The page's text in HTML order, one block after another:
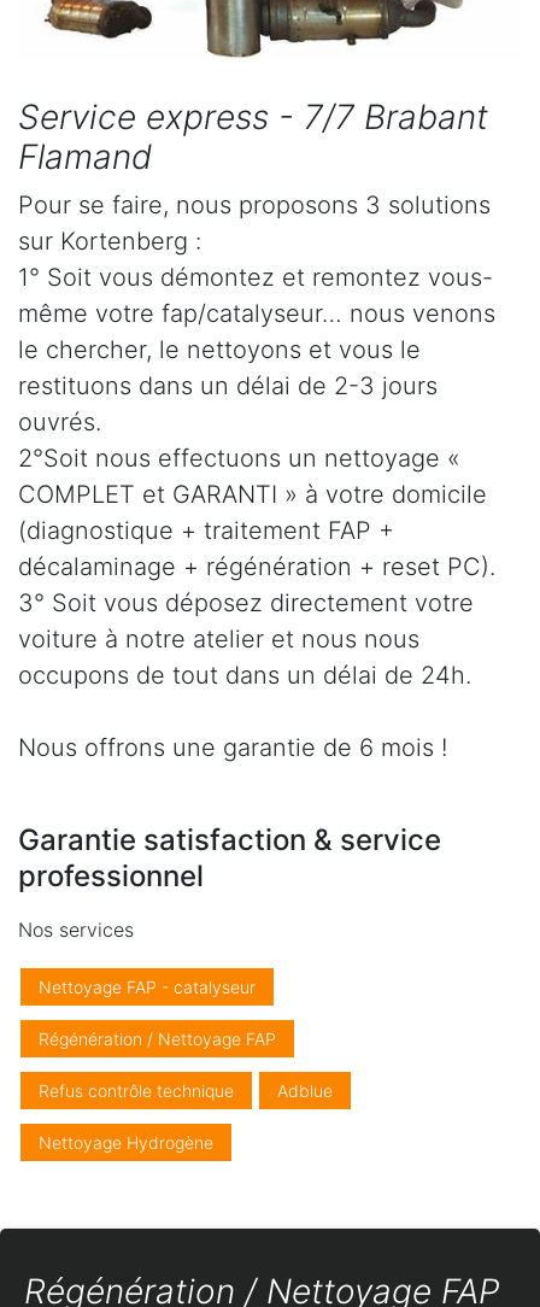
Service express - 7/7 Brabant
Flamand
Pour se faire, nous proposons 3 solutions
sur Kortenberg :
1° Soit vous démontez et remontez vous-
même votre fap/catalyseur… nous venons
le chercher, le nettoyons et vous le
restituons dans un délai de 2-3 jours
ouvrés.
2°Soit nous effectuons un nettoyage «
COMPLET et GARANTI » à votre domicile
(diagnostique + traitement FAP +
décalaminage + régénération + reset PC).
3° Soit vous déposez directement votre
voiture à notre atelier et nous nous
occupons de tout dans un délai de 24h.
Nous offrons une garantie de 6 mois !
Garantie satisfaction & service
professionnel
Nos services
Nettoyage FAP - catalyseur
Régénération / Nettoyage FAP
Refus contrôle technique Adblue
Nettoyage Hydrogène
Régénération / Nettoyage FAP